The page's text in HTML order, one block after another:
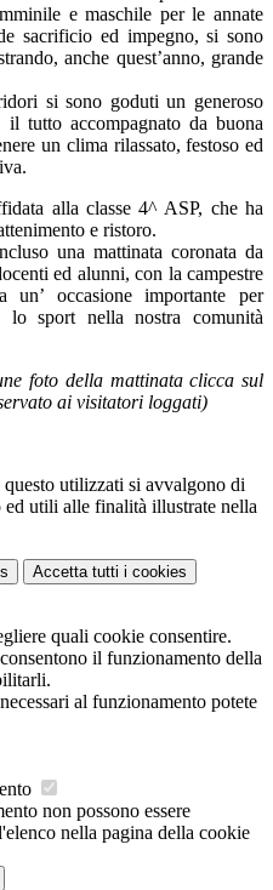
e maschile per le annate
sacrificio ed impegno, si sono
anche quest’anno, grande
si sono goduti un generoso
tutto accompagnato da buona
un clima rilassato, festoso ed
alla classe 4^ ASP, che ha
e ristoro.
una mattinata coronata da
ed alunni, con la campestre
un’ occasione importante per
lo sport nella nostra comunità
foto della mattinata clicca sul
ai visitatori loggati)
utilizzati si avvalgono di
ed utili alle finalità illustrate nella
Accetta tutti i cookies
quali cookie consentire.
il funzionamento della
al funzionamento potete
non possono essere
nella pagina della cookie